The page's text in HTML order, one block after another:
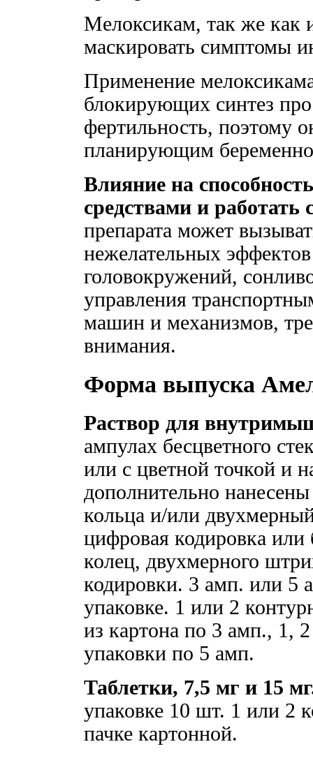
Мелоксикам, так же
маскировать симптомы
Применение
блокирующих синтез
фертильность, поэтому
планирующим
Влияние на
средствами и работать
препарата может
нежелательных
головокружений,
управления
машин и механизмов,
внимания.
Форма выпуска
Раствор для
ампулах бесцветного
или с цветной точкой и
дополнительно
кольца и/или
цифровая кодировка
колец, двухмерного
кодировки. 3 амп. или 5
упаковке. 1 или 2
из картона по 3 амп., 1,
упаковки по 5 амп.
Таблетки, 7,5 мг и 15
упаковке 10 шт. 1 или 2
пачке картонной.